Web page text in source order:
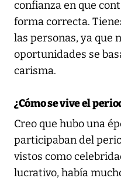
confianza en que
forma correcta.
las personas, ya que
oportunidades se
carisma.
¿Cómo se vive el
Creo que hubo una
participaban del
vistos como
lucrativo, había